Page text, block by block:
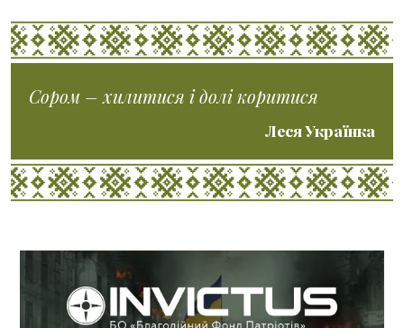
Сором – хилитися і долі коритися
Леся Українка